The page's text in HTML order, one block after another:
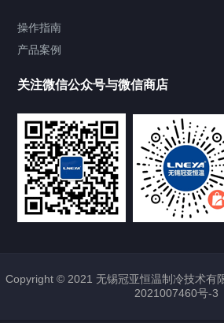
Heating Circulator加热循环器
Freezer低温箱
VOCs冷凝回收装置
操作指南
产品案例
关注微信公众号与微信商店
Copyright © 2021 无锡冠亚恒温制冷技术有
2021007460号-3